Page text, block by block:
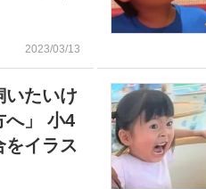
2023/03/13
いたいけ
へ」 小4
をイラス